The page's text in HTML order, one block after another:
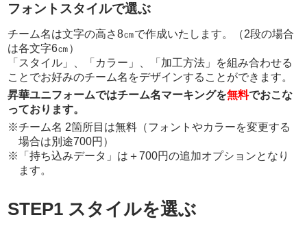
フォントスタイルで選ぶ
チーム名は文字の高さ8㎝で作成いたします。（2段の場合
は各文字6㎝）
「スタイル」、「カラー」、「加工方法」を組み合わせる
ことでお好みのチーム名をデザインすることができます。
昇華ユニフォームではチーム名マーキングを無料でおこな
っております。
※チーム名 2箇所目は無料（フォントやカラーを変更する
場合は別途700円）
※「持ち込みデータ」は＋700円の追加オプションとなり
ます。
STEP1 スタイルを選ぶ